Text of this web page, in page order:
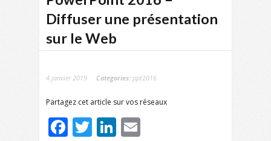
Diffuser une présentation
sur le Web
4 janvier 2019 Categories: ppt2016
Partagez cet article sur vos réseaux
Facebook
TwitterLinkedIn